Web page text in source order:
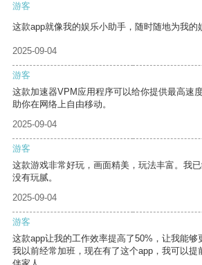
游客
这款app就像我的娱乐小助手，随时随地为我的
2025-09-04
游客
这款加速器VPM应用程序可以给你提供最高速
助你在网络上自由移动。
2025-09-04
游客
这款游戏非常好玩，画面精美，玩法丰富。我
没有玩腻。
2025-09-04
游客
这款app让我的工作效率提高了50%，让我能够
我以前经常加班，现在有了这个app，我可以提